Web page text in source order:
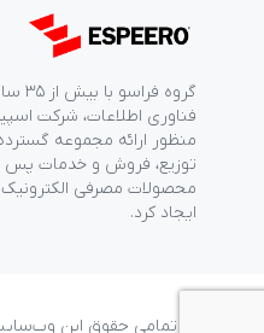
گروه
منظور ارائه مجموعه
توزیع، فروش و خدمات پس
محصولات مصرفی الکترونیک
ایجاد کرد.
© تمامی حقوق این